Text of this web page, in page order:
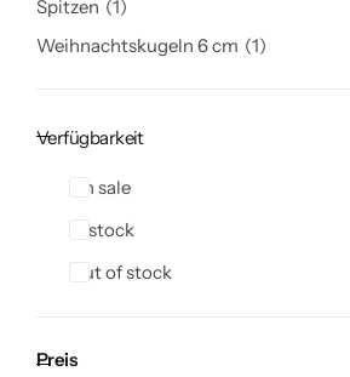
Spitzen
1
Weihnachtskugeln 6 cm
1
Verfügbarkeit
On sale
In stock
Out of stock
Preis